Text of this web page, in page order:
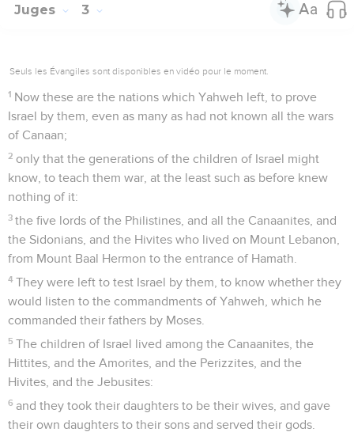
Juges 3
Seuls les Évangiles sont disponibles en vidéo pour le moment.
1 Now these are the nations which Yahweh left, to prove
Israel by them, even as many as had not known all the wars
of Canaan;
2 only that the generations of the children of Israel might
know, to teach them war, at the least such as before knew
nothing of it:
3 the five lords of the Philistines, and all the Canaanites, and
the Sidonians, and the Hivites who lived on Mount Lebanon,
from Mount Baal Hermon to the entrance of Hamath.
4 They were left to test Israel by them, to know whether they
would listen to the commandments of Yahweh, which he
commanded their fathers by Moses.
5 The children of Israel lived among the Canaanites, the
Hittites, and the Amorites, and the Perizzites, and the
Hivites, and the Jebusites:
6 and they took their daughters to be their wives, and gave
their own daughters to their sons and served their gods.